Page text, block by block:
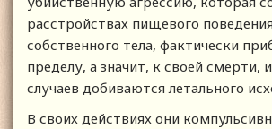
расстройствах пищевого
собственного тела, фактически
пределу, а значит, к своей смерти,
случаев добиваются летального
В своих действиях они